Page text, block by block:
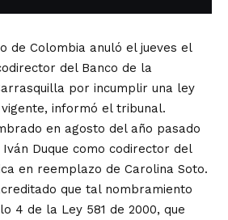
de Colombia anuló el jueves el
del Banco de la
por incumplir una ley
informó el tribunal.
en agosto del año pasado
Duque como codirector del
en reemplazo de Carolina Soto.
que tal nombramiento
4 de la Ley 581 de 2000, que